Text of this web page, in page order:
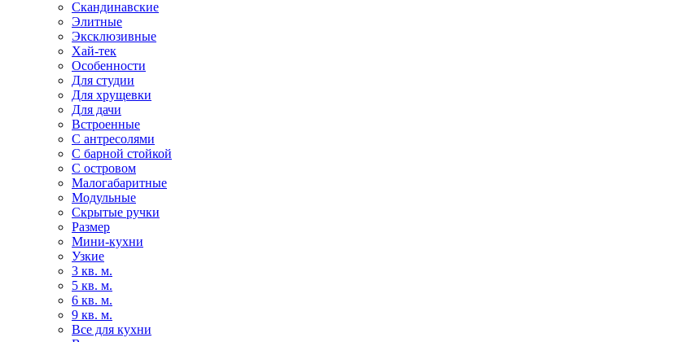
Скандинавские
Элитные
Эксклюзивные
Хай-тек
Особенности
Для студии
Для хрущевки
Для дачи
Встроенные
С антресолями
С барной стойкой
С островом
Малогабаритные
Модульные
Скрытые ручки
Размер
Мини-кухни
Узкие
3 кв. м.
5 кв. м.
6 кв. м.
9 кв. м.
Все для кухни